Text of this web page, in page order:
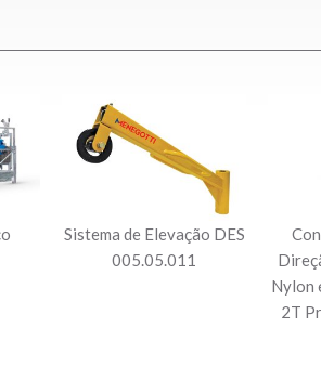
Sistema de Elevação DES
005.05.011
Nylon
2T